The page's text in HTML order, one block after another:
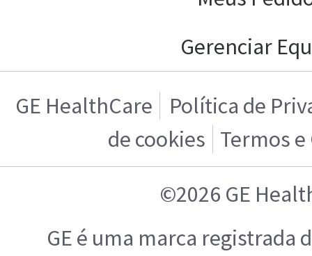
Gerenciar
GE HealthCare
Política de
de cookies Termos
©2026 GE
GE é uma marca registrada